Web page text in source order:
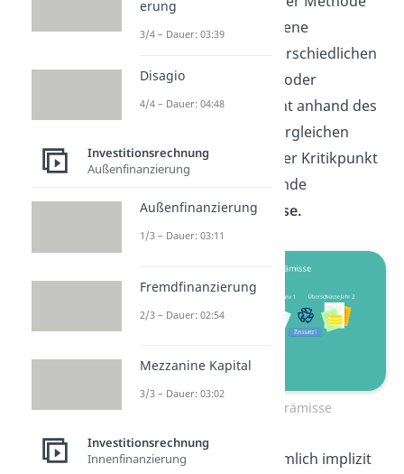
ist, dass du verschiedene
Investitionen bei unterschiedlichen
Anschaffungskosten
oder
Nutzungsdauern
nicht anhand des
internen Zinsfußes vergleichen
kannst. Ein zusätzlicher Kritikpunkt
ist die zugrundeliegende
Wiederanlageprämisse.
Wiederanlageprämisse
Die Methode geht nämlich implizit
erung
3/4 – Dauer: 03:39
Disagio
4/4 – Dauer: 04:48
Investitionsrechnung
Außenfinanzierung
Außenfinanzierung
1/3 – Dauer: 03:11
Fremdfinanzierung
2/3 – Dauer: 02:54
Mezzanine Kapital
3/3 – Dauer: 03:02
Investitionsrechnung
Innenfinanzierung